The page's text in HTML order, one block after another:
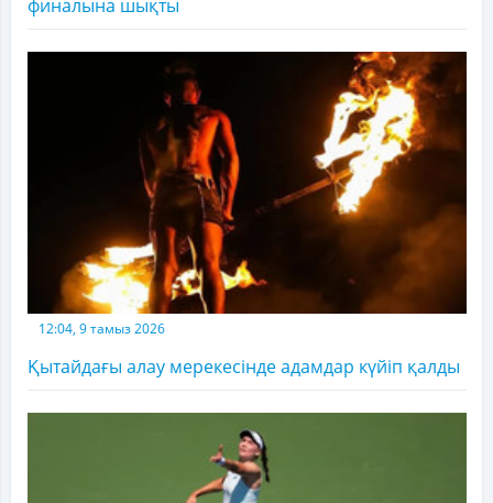
финалына шықты
12:04, 9 тамыз 2026
Қытайдағы алау мерекесінде адамдар күйіп қалды